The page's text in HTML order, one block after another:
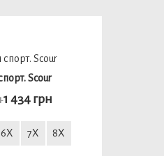
Scour
1 434 грн
6X 7X 8X